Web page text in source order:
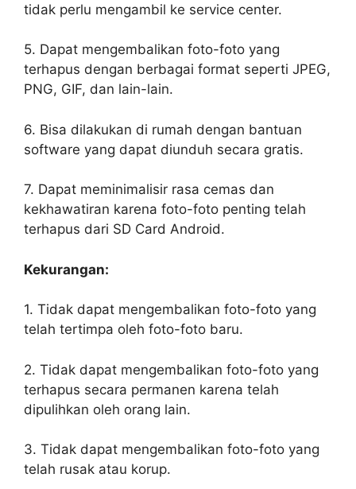
tidak perlu mengambil ke service center.
5. Dapat mengembalikan foto-foto yang
terhapus dengan berbagai format seperti JPEG,
PNG, GIF, dan lain-lain.
6. Bisa dilakukan di rumah dengan bantuan
software yang dapat diunduh secara gratis.
7. Dapat meminimalisir rasa cemas dan
kekhawatiran karena foto-foto penting telah
terhapus dari SD Card Android.
Kekurangan:
1. Tidak dapat mengembalikan foto-foto yang
telah tertimpa oleh foto-foto baru.
2. Tidak dapat mengembalikan foto-foto yang
terhapus secara permanen karena telah
dipulihkan oleh orang lain.
3. Tidak dapat mengembalikan foto-foto yang
telah rusak atau korup.